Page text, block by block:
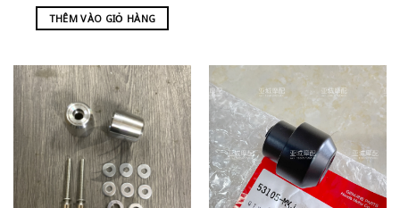
THÊM VÀO GIỎ HÀNG